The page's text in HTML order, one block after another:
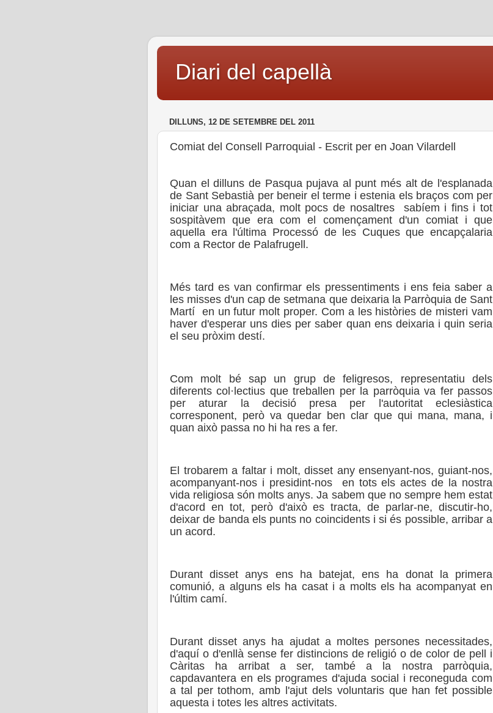
Diari del capellà
DILLUNS, 12 DE SETEMBRE DEL 2011
Comiat del Consell Parroquial - Escrit per en Joan Vilardell
Quan el dilluns de Pasqua pujava al punt més alt de l'esplanada
de Sant Sebastià per beneir el terme i estenia els braços com per
iniciar una abraçada, molt pocs de nosaltres
sabíem i fins i tot
sospitàvem que era com el començament d'un comiat i que
aquella era l'última Processó de les Cuques que encapçalaria
com a Rector de Palafrugell.
Més tard es van confirmar els pressentiments i ens feia saber a
les misses d'un cap de setmana que deixaria la Parròquia de Sant
Martí
en un futur molt proper. Com a les històries de misteri vam
haver d'esperar uns dies per saber quan ens deixaria i quin seria
el seu pròxim destí.
Com molt bé sap un grup de feligresos, representatiu dels
diferents col·lectius que treballen per la parròquia va fer passos
per aturar la decisió presa per l'autoritat eclesiàstica
corresponent, però va quedar ben clar que qui mana, mana, i
quan això passa no hi ha res a fer.
El trobarem a faltar i molt, disset any ensenyant-nos, guiant-nos,
acompanyant-nos i presidint-nos
en tots els actes de la nostra
vida religiosa són molts anys. Ja sabem que no sempre hem estat
d'acord en tot, però d'això es tracta, de parlar-ne, discutir-ho,
deixar de banda els punts no coincidents i si és possible, arribar a
un acord.
Durant disset anys ens ha batejat, ens ha donat la primera
comunió, a alguns els ha casat i a molts els ha acompanyat en
l'últim camí.
Durant disset anys ha ajudat a moltes persones necessitades,
d'aquí o d'enllà sense fer distincions de religió o de color de pell i
Càritas ha arribat a ser, també a la nostra parròquia,
capdavantera en els programes d'ajuda social i reconeguda com
a tal per tothom, amb l'ajut dels voluntaris que han fet possible
aquesta i totes les altres activitats.